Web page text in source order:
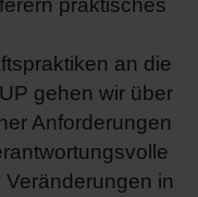
praktisches
an die
gehen wir über
Anforderungen
in